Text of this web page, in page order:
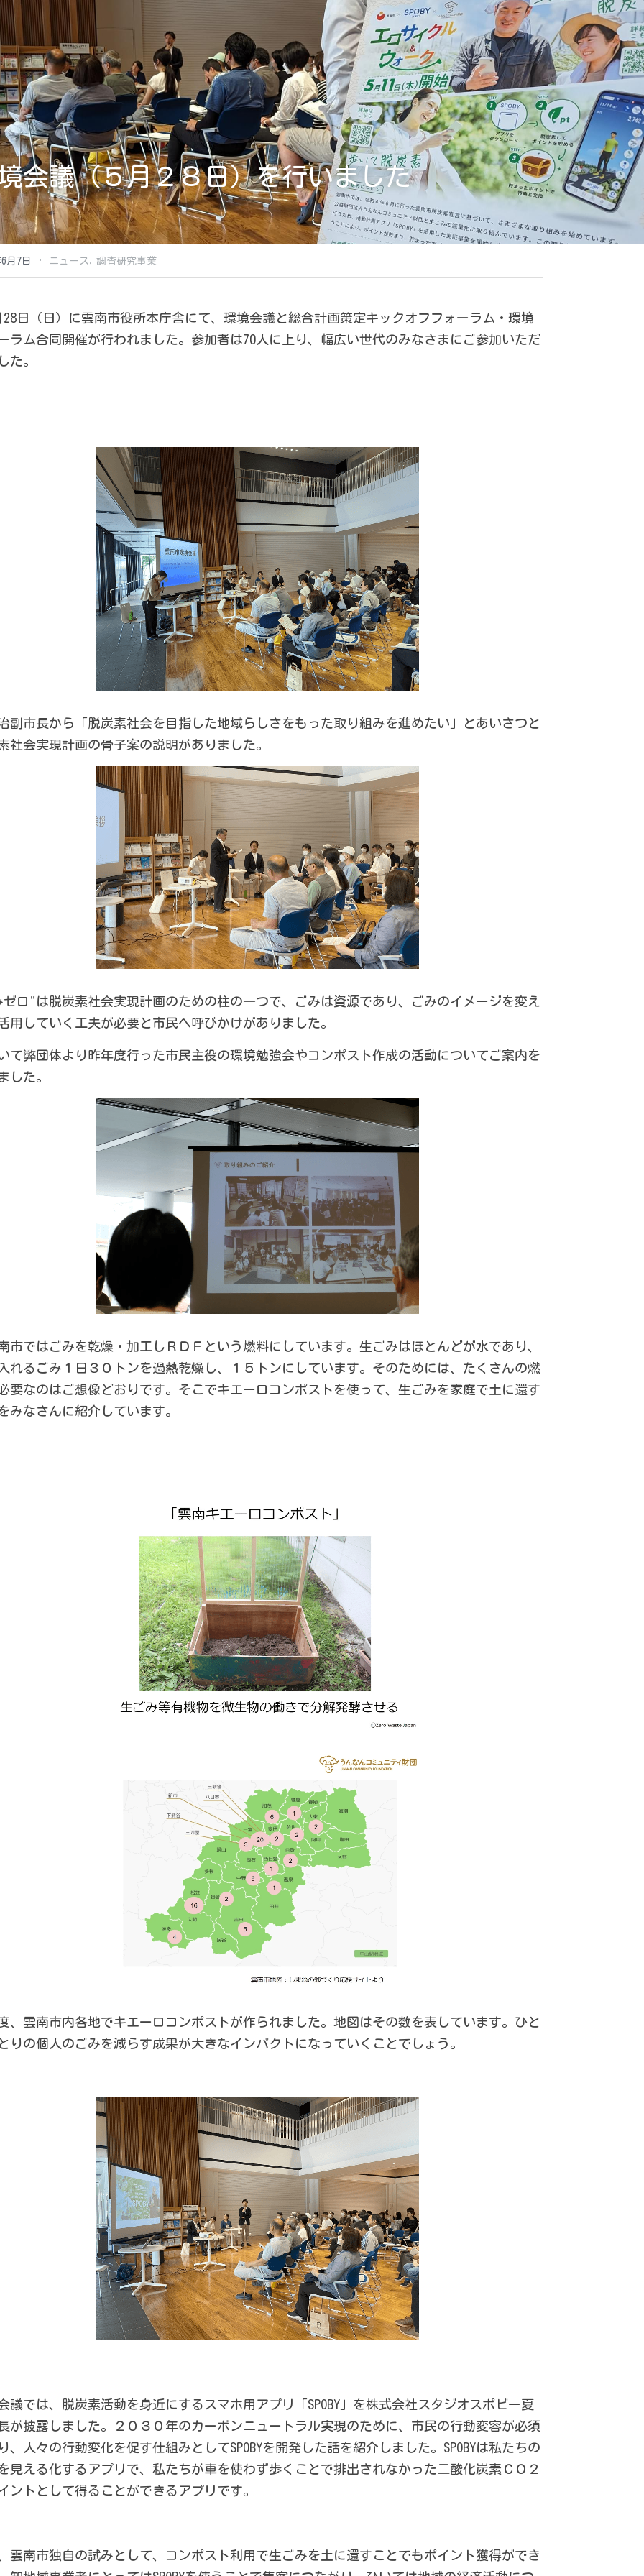
会議（５月２８日）を行いました
月7日 · ニュース, 調査研究事業
日（日）に雲南市役所本庁舎にて、環境会議と総合計画策定キックオフフォーラム・環境
ラム合同開催が行われました。参加者は70人に上り、幅広い世代のみなさまにご参加いただ
た。
副市長から「脱炭素社会を目指した地域らしさをもった取り組みを進めたい」とあいさつと
社会実現計画の骨子案の説明がありました。
ゼロ"は脱炭素社会実現計画のための柱の一つで、ごみは資源であり、 ごみのイメージを変え
用していく工夫が必要と市民へ呼びかけがありました。
て弊団体より昨年度行った市民主役の環境勉強会やコンポスト作成の活動についてご案内を
した。
市ではごみを乾燥・加工しＲＤＦという燃料にしています。生ごみはほとんどが水であり、
れるごみ１日３０トンを過熱乾燥し、１５トンにしています。そのためには、たくさんの燃
要なのはご想像どおりです。そこでキエーロコンポストを使って、生ごみを家庭で土に還す
みなさんに紹介しています。
、雲南市内各地でキエーロコンポストが作られました。地図はその数を表しています。ひと
りの個人のごみを減らす成果が大きなインパクトになっていくことでしょう。
議では、脱炭素活動を身近にするスマホ用アプリ「SPOBY」を株式会社スタジオスポビー夏
が披露しました。２０３０年のカーボンニュートラル実現のために、市民の行動変容が必須
、人々の行動変化を促す仕組みとしてSPOBYを開発した話を紹介しました。SPOBYは私たちの
見える化するアプリで、私たちが車を使わず歩くことで排出されなかった二酸化炭素ＣＯ２
ントとして得ることができるアプリです。
雲南市独自の試みとして、コンポスト利用で生ごみを土に還すことでもポイント獲得ができ